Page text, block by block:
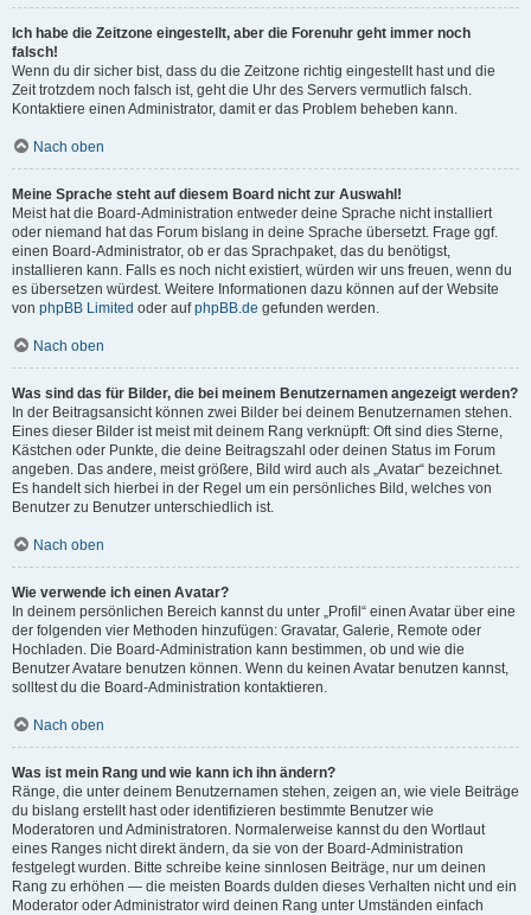
Ich habe die Zeitzone eingestellt, aber die Forenuhr geht immer noch
falsch!
Wenn du dir sicher bist, dass du die Zeitzone richtig eingestellt hast und die
Zeit trotzdem noch falsch ist, geht die Uhr des Servers vermutlich falsch.
Kontaktiere einen Administrator, damit er das Problem beheben kann.
Nach oben
Meine Sprache steht auf diesem Board nicht zur Auswahl!
Meist hat die Board-Administration entweder deine Sprache nicht installiert
oder niemand hat das Forum bislang in deine Sprache übersetzt. Frage ggf.
einen Board-Administrator, ob er das Sprachpaket, das du benötigst,
installieren kann. Falls es noch nicht existiert, würden wir uns freuen, wenn du
es übersetzen würdest. Weitere Informationen dazu können auf der Website
von phpBB Limited oder aufphpBB.de gefunden werden.
Nach oben
Was sind das für Bilder, die bei meinem Benutzernamen angezeigt werden?
In der Beitragsansicht können zwei Bilder bei deinem Benutzernamen stehen.
Eines dieser Bilder ist meist mit deinem Rang verknüpft: Oft sind dies Sterne,
Kästchen oder Punkte, die deine Beitragszahl oder deinen Status im Forum
angeben. Das andere, meist größere, Bild wird auch als „Avatar“ bezeichnet.
Es handelt sich hierbei in der Regel um ein persönliches Bild, welches von
Benutzer zu Benutzer unterschiedlich ist.
Nach oben
Wie verwende ich einen Avatar?
In deinem persönlichen Bereich kannst du unter „Profil“ einen Avatar über eine
der folgenden vier Methoden hinzufügen: Gravatar, Galerie, Remote oder
Hochladen. Die Board-Administration kann bestimmen, ob und wie die
Benutzer Avatare benutzen können. Wenn du keinen Avatar benutzen kannst,
solltest du die Board-Administration kontaktieren.
Nach oben
Was ist mein Rang und wie kann ich ihn ändern?
Ränge, die unter deinem Benutzernamen stehen, zeigen an, wie viele Beiträge
du bislang erstellt hast oder identifizieren bestimmte Benutzer wie
Moderatoren und Administratoren. Normalerweise kannst du den Wortlaut
eines Ranges nicht direkt ändern, da sie von der Board-Administration
festgelegt wurden. Bitte schreibe keine sinnlosen Beiträge, nur um deinen
Rang zu erhöhen — die meisten Boards dulden dieses Verhalten nicht und ein
Moderator oder Administrator wird deinen Rang unter Umständen einfach